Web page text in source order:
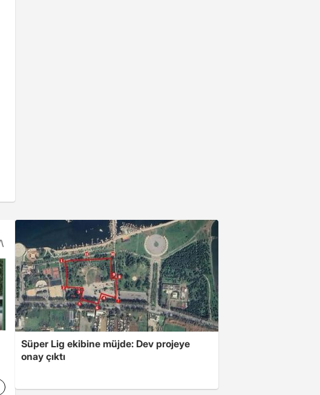
Süper Lig ekibine müjde: Dev projeye
onay çıktı